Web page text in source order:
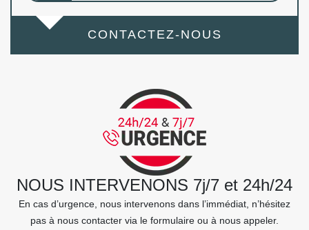
CONTACTEZ-NOUS
NOUS INTERVENONS 7j/7 et 24h/24
En cas d’urgence, nous intervenons dans l’immédiat, n’hésitez
pas à nous contacter via le formulaire ou à nous appeler.